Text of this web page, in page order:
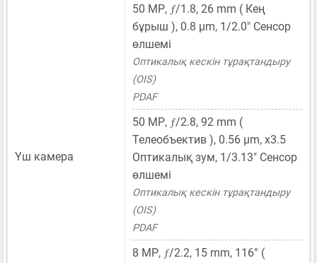
Үш камера
50 MP, ƒ/1.8, 26 mm ( Кең
бұрыш ), 0.8 μm, 1/2.0" Сенсор
өлшемі
Оптикалық кескін тұрақтандыру
(OIS)
PDAF
50 MP, ƒ/2.8, 92 mm (
Телеобъектив ), 0.56 μm, x3.5
Оптикалық зум, 1/3.13" Сенсор
өлшемі
Оптикалық кескін тұрақтандыру
(OIS)
PDAF
8 MP, ƒ/2.2, 15 mm, 116° (